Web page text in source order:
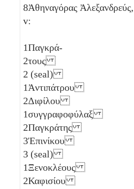
8Ἀθηναγόρας
v:
1Παγκρά-
2τους
2 (seal)
1Ἀντιπάτρου
2Διφίλου
1συγγραφοφύλαξ
2Παγκράτης
3Ἐπινίκου
3 (seal)
1Ξενοκλέους
2Καφισίου